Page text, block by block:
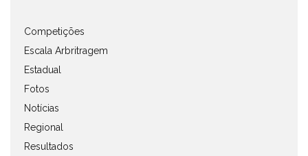
Competições
Escala Arbritragem
Estadual
Fotos
Notícias
Regional
Resultados